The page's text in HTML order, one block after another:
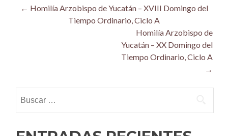
Post
navigation
← Homilía Arzobispo de Yucatán – XVIII Domingo del
Tiempo Ordinario, Ciclo A
Homilía Arzobispo de
Yucatán – XX Domingo del
Tiempo Ordinario, Ciclo A
→